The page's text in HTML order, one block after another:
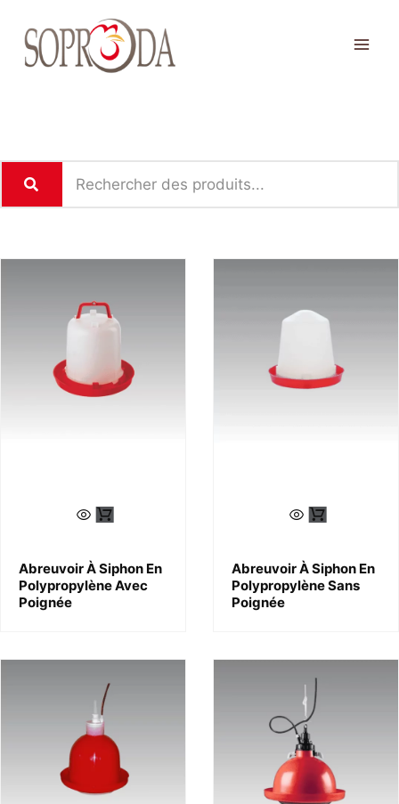
Abreuvoir À Siphon En
Polypropylène Avec
Poignée
Abreuvoir À Siphon En
Polypropylène Sans
Poignée